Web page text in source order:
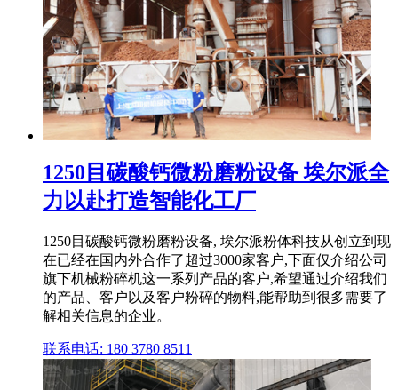
1250目碳酸钙微粉磨粉设备 埃尔派全
力以赴打造智能化工厂
1250目碳酸钙微粉磨粉设备, 埃尔派粉体科技从创立到现
在已经在国内外合作了超过3000家客户,下面仅介绍公司
旗下机械粉碎机这一系列产品的客户,希望通过介绍我们
的产品、客户以及客户粉碎的物料,能帮助到很多需要了
解相关信息的企业。
联系电话: 180 3780 8511